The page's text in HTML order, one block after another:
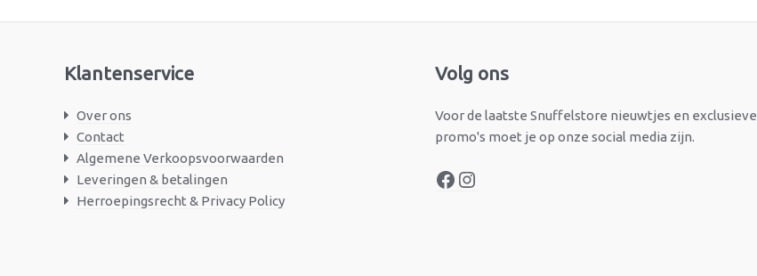
Klantenservice
Over ons
Contact
Algemene Verkoopsvoorwaarden
Leveringen & betalingen
Herroepingsrecht & Privacy Policy
Volg ons
Voor de laatste Snuffelstore nieuwtjes en exclusieve
promo's moet je op onze social media zijn.
Facebook
Instagram